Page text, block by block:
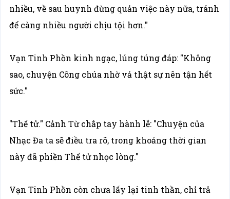
nhiều, về sau huynh đừng quản việc này nữa, tránh
để càng nhiều người chịu tội hơn."
Vạn Tinh Phồn kinh ngạc, lúng túng đáp: "Không
sao, chuyện Công chúa nhờ vả thật sự nên tận hết
sức."
"Thế tử." Cảnh Từ chắp tay hành lễ: "Chuyện của
Nhạc Đa ta sẽ điều tra rõ, trong khoảng thời gian
này đã phiền Thế tử nhọc lòng."
Vạn Tinh Phồn còn chưa lấy lại tinh thần, chỉ trả